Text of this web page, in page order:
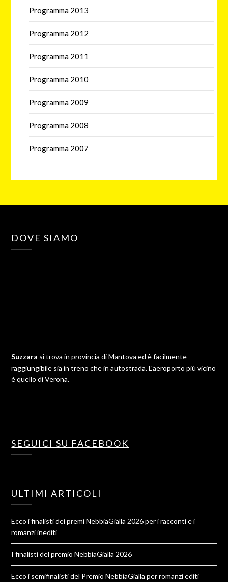
Programma 2013
Programma 2012
Programma 2011
Programma 2010
Programma 2009
Programma 2008
Programma 2007
DOVE SIAMO
Suzzara si trova in provincia di Mantova ed è facilmente
raggiungibile sia in treno che in autostrada. L'aeroporto più vicino
è quello di Verona.
SEGUICI SU FACEBOOK
ULTIMI ARTICOLI
Ecco i finalisti dei premi NebbiaGialla 2026 per i racconti e i
romanzi inediti
I finalisti del premio NebbiaGialla 2026
Ecco i semifinalisti del Premio NebbiaGialla per romanzi editi